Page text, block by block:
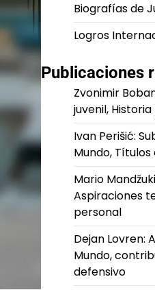
Biografías de
Logros
Publicaciones
Zvonimir
juvenil,
Ivan Perišić:
Mundo,
Mario
Aspiraciones
personal
Dejan Lovren:
Mundo,
defensivo